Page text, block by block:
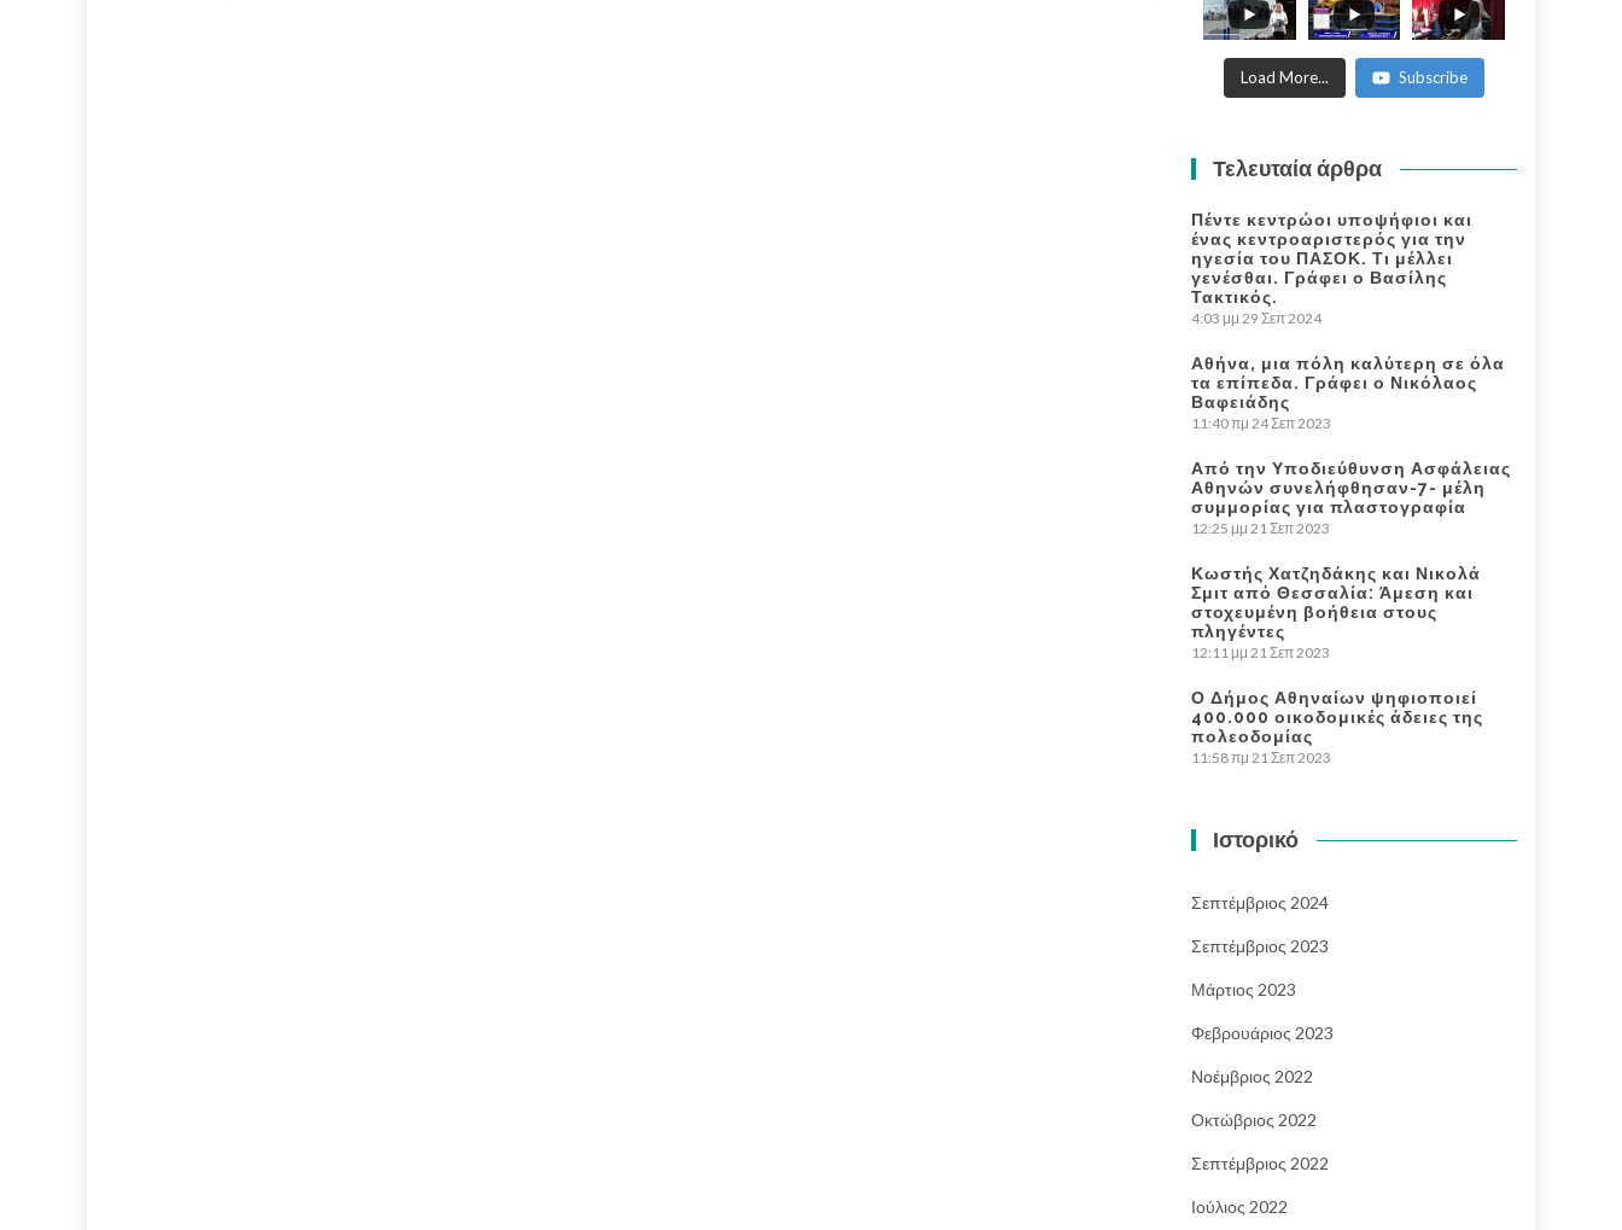
Load More... Subscribe
Τελευταία άρθρα
Πέντε κεντρώοι υποψήφιοι και
ένας κεντροαριστερός για την
ηγεσία του ΠΑΣΟΚ. Τι μέλλει
γενέσθαι. Γράφει ο Βασίλης
Τακτικός.
4:03 μμ 29 Σεπ 2024
Αθήνα, μια πόλη καλύτερη σε όλα
τα επίπεδα. Γράφει ο Νικόλαος
Βαφειάδης
11:40 πμ 24 Σεπ 2023
Από την Υποδιεύθυνση Ασφάλειας
Αθηνών συνελήφθησαν-7- μέλη
συμμορίας για πλαστογραφία
12:25 μμ 21 Σεπ 2023
Κωστής Χατζηδάκης και Νικολά
Σμιτ από Θεσσαλία: Άμεση και
στοχευμένη βοήθεια στους
πληγέντες
12:11 μμ 21 Σεπ 2023
Ο Δήμος Αθηναίων ψηφιοποιεί
400.000 οικοδομικές άδειες της
πολεοδομίας
11:58 πμ 21 Σεπ 2023
Ιστορικό
Σεπτέμβριος 2024
Σεπτέμβριος 2023
Μάρτιος 2023
Φεβρουάριος 2023
Νοέμβριος 2022
Οκτώβριος 2022
Σεπτέμβριος 2022
Ιούλιος 2022